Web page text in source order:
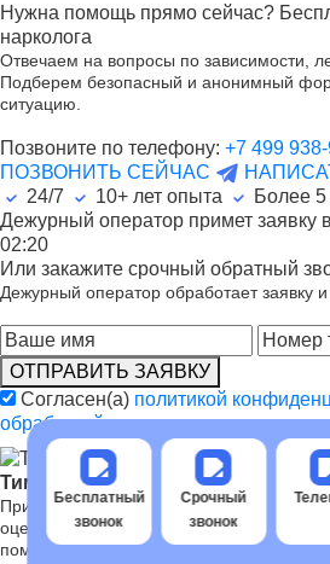
Нужна помощь прямо сейчас?
нарколога
Отвечаем на вопросы по зависимости,
Подберем безопасный и анонимный
ситуацию.
Позвоните по телефону: +7 499
ПОЗВОНИТЬ СЕЙЧАС
24/7
10+ лет опыта Более 5
Дежурный оператор примет заявку
02:20
Или закажите срочный обратный
Дежурный оператор обработает заявку
ОТПРАВИТЬ ЗАЯВКУ
Согласен(а) политикой
обработкой персональных данных.
Тимофеев Алексей Сергеевич
Принимает срочные обращения
оценивает ситуацию и определяет
помощи.
Бесплатный
звонок
Срочный
звонок